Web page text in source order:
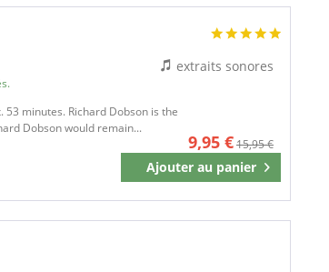
minutes. Richard Dobson is the
Dobson would remain...
9,95 €15,95 €
Ajouter au panier
Mémoriser
extraits sonores